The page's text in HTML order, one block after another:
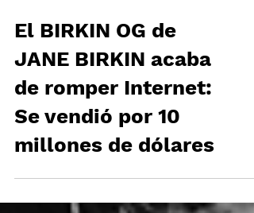
El BIRKIN OG de
JANE BIRKIN acaba
de romper Internet:
Se vendió por 10